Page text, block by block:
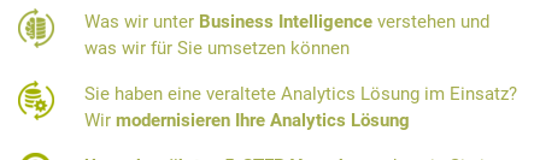
Was wir unter Business Intelligence verstehen und
was wir für Sie umsetzen können
Sie haben eine veraltete Analytics Lösung im Einsatz?
Wir modernisieren Ihre Analytics Lösung